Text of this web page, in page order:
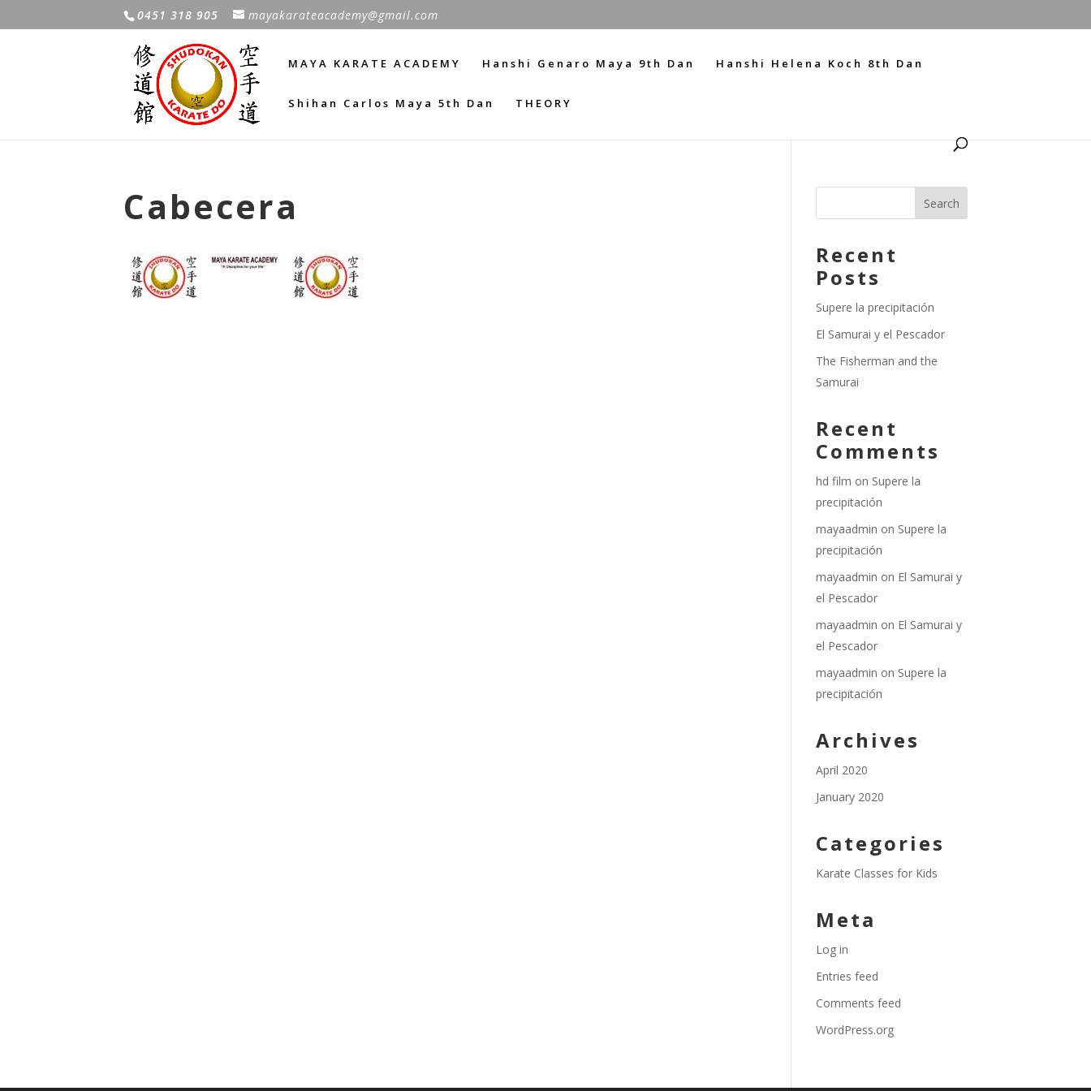
0451 318 905 mayakarateacademy@gmail.com
MAYA KARATE ACADEMY Hanshi Genaro Maya 9th Dan Hanshi Helena Koch 8th Dan
Shihan Carlos Maya 5th Dan THEORY
Cabecera
Recent
Posts
Supere la precipitación
El Samurai y el Pescador
The Fisherman and the
Samurai
Recent
Comments
hd film on Supere la
precipitación
mayaadmin on Supere la
precipitación
mayaadmin on El Samurai y
el Pescador
mayaadmin on El Samurai y
el Pescador
mayaadmin on Supere la
precipitación
Archives
April 2020
January 2020
Categories
Karate Classes for Kids
Meta
Log in
Entries feed
Comments feed
WordPress.org